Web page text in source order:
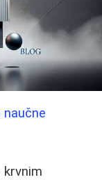
naučne